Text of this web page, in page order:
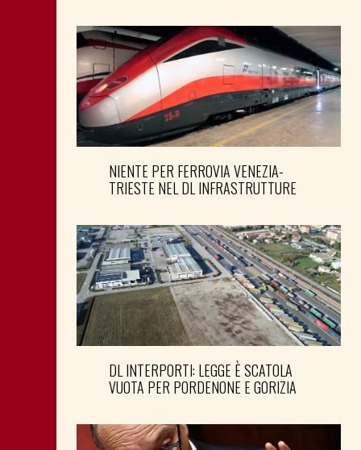
NIENTE PER FERROVIA VENEZIA-
TRIESTE NEL DL INFRASTRUTTURE
DL INTERPORTI: LEGGE È SCATOLA
VUOTA PER PORDENONE E GORIZIA